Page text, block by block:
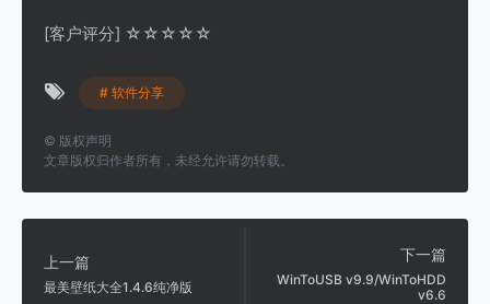
[客户评分] ☆☆☆☆☆
# 软件分享
© 版权声明
文章版权归作者所有，未经允许请勿转载。
上一篇
最美壁纸大全1.4.6纯净版
下一篇
WinToUSB v9.9/WinToHDD
v6.6